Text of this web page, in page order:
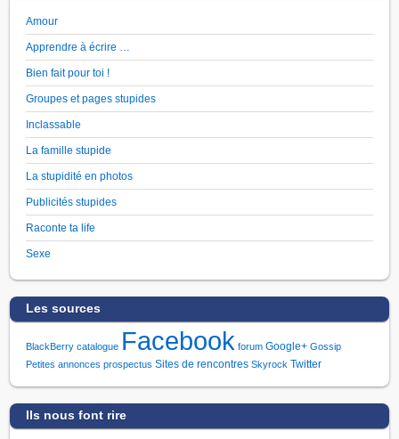
Amour
Apprendre à écrire …
Bien fait pour toi !
Groupes et pages stupides
Inclassable
La famille stupide
La stupidité en photos
Publicités stupides
Raconte ta life
Sexe
Les sources
BlackBerry catalogue Facebook forum Google+ Gossip
Petites annonces prospectus Sites de rencontres Skyrock Twitter
Ils nous font rire